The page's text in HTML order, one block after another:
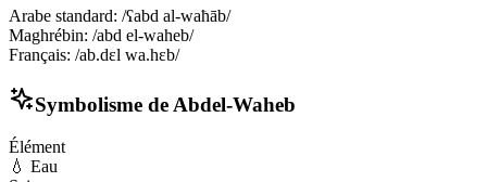
Arabe standard: /ʕabd al-waħāb/
Maghrébin: /abd el-waheb/
Français: /ab.dɛl wa.hɛb/
Symbolisme de Abdel-Waheb
Élément
💧 Eau